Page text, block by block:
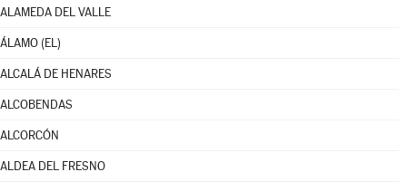
ALAMEDA DEL VALLE
ÁLAMO (EL)
ALCALÁ DE HENARES
ALCOBENDAS
ALCORCÓN
ALDEA DEL FRESNO